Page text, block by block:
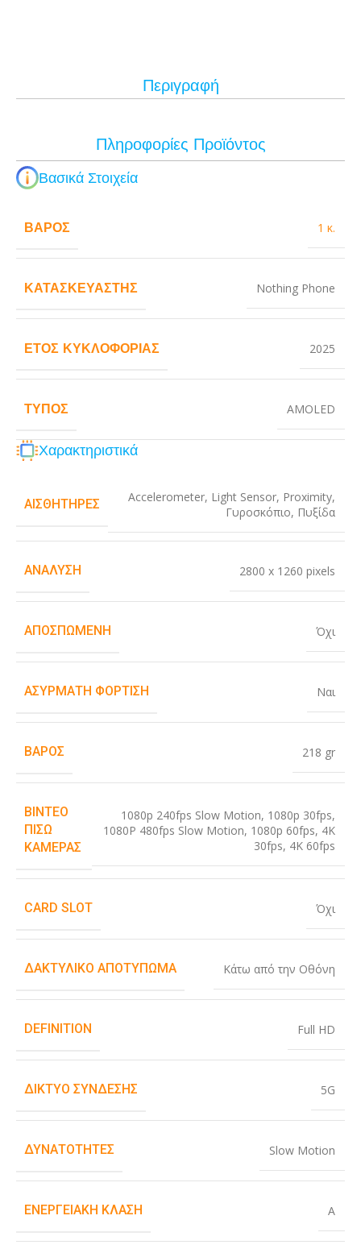
Περιγραφή
Πληροφορίες Προϊόντος
Βασικά Στοιχεία
ΒΆΡΟΣ 1 κ.
ΚΑΤΑΣΚΕΥΑΣΤΉΣ Nothing Phone
ΈΤΟΣ ΚΥΚΛΟΦΟΡΊΑΣ 2025
ΤΎΠΟΣ AMOLED
Χαρακτηριστικά
ΑΙΣΘΗΤΉΡΕΣ Accelerometer, Light Sensor, Proximity,
Γυροσκόπιο, Πυξίδα
ΑΝΆΛΥΣΗ 2800 x 1260 pixels
ΑΠΟΣΠΏΜΕΝΗ Όχι
ΑΣΎΡΜΑΤΗ ΦΌΡΤΙΣΗ Ναι
ΒΆΡΟΣ 218 gr
ΒΊΝΤΕΟ
ΠΊΣΩ
ΚΆΜΕΡΑΣ
1080p 240fps Slow Motion, 1080p 30fps,
1080P 480fps Slow Motion, 1080p 60fps, 4K
30fps, 4K 60fps
CARD SLOT Όχι
ΔΑΚΤΥΛΙΚΌ ΑΠΟΤΎΠΩΜΑ Κάτω από την Οθόνη
DEFINITION Full HD
ΔΊΚΤΥΟ ΣΎΝΔΕΣΗΣ 5G
ΔΥΝΑΤΌΤΗΤΕΣ Slow Motion
ΕΝΕΡΓΕΙΑΚΉ ΚΛΆΣΗ A